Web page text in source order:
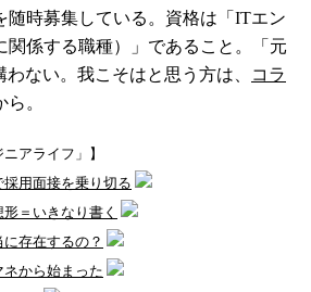
随時募集している。資格は「ITエン
関係する職種）」であること。「元
ない。我こそはと思う方は、
コラ
ら。
アライフ」】
採用面接を乗り切る
＝いきなり書く
に存在するの？
から始まった